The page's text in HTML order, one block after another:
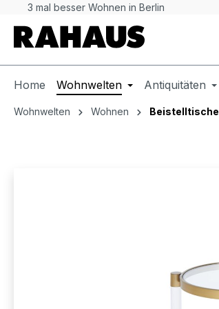
Hauptinhalt springen
Zur Suche springen
Zur Hauptnavigation springen
3 mal besser Wohnen in Berlin
Home Wohnwelten Antiquitäten
Wohnwelten Wohnen Beistelltische